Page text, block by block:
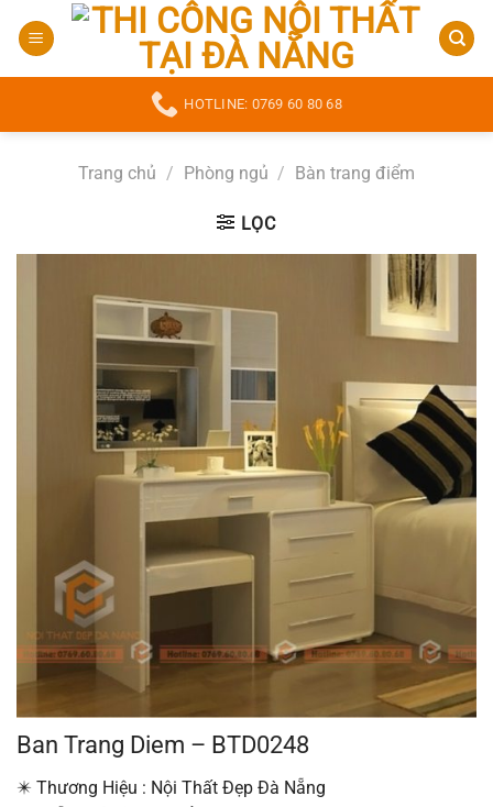
qua
HOTLINE: 0769 60 80 68
Trang chủ / Phòng ngủ / Bàn trang điểm
LỌC
Ban Trang Diem – BTD0248
✴️ Thương Hiệu : Nội Thất Đẹp Đà Nẵng